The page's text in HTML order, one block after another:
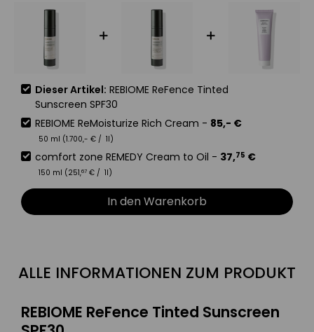
Dieser Artikel: REBIOME ReFence Tinted
Sunscreen SPF30
REBIOME ReMoisturize Rich Cream - 85,- €
50 ml (1.700,- € / 1l)
comfort zone REMEDY Cream to Oil - 37,75 €
150 ml (251,67 € / 1l)
In den Warenkorb
ALLE INFORMATIONEN ZUM PRODUKT
REBIOME ReFence Tinted Sunscreen